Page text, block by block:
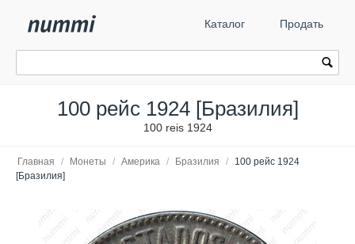
Каталог Продать
100 рейс 1924 [Бразилия]
100 reis 1924
Главная / Монеты / Америка / Бразилия /
100 рейс 1924
[Бразилия]